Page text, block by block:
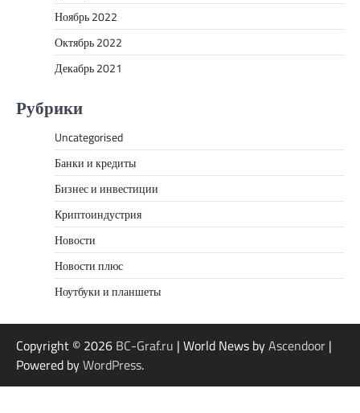
Ноябрь 2022
Октябрь 2022
Декабрь 2021
Рубрики
Uncategorised
Банки и кредиты
Бизнес и инвестиции
Криптоиндустрия
Новости
Новости плюс
Ноутбуки и планшеты
Copyright © 2026 BC-Graf.ru | World News byAscendoor |
Powered byWordPress.